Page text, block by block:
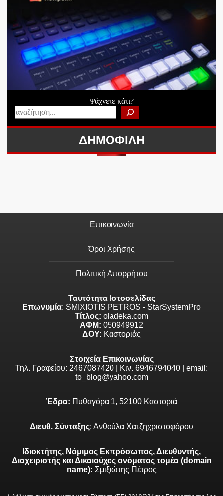
Ψάχνετε κάτι?
ΔΗΜΟΦΙΛΗ
Επικοινωνία
Όροι Χρήσης
Πολιτική Απορρήτου
Ταυτότητα Ιστοσελίδας
Επωνυμία: SMIXIOTIS PETROS - StarSystemPro
Τίτλος: oladeka.com
ΑΦΜ: 050949912
ΔΟΥ: Καστοριάς
Στοιχεία Επικοινωνίας
Τηλ. Γραφείου: 2467087420 | Κιν. 6946794040 | email:
to_blog@yahoo.com
Έδρα: Πυθαγόρα 1, 52100 Καστοριά
Διευθ. Σύνταξης: Ανθούλα Χατζηχριστοφόρου
Ιδιοκτήτης, Νόμιμος Εκπρόσωπος, Διευθυντής,
Διαχειριστής και Δικαιούχος ονόματος τομέα (domain
name): Σμιξιώτης Πέτρος